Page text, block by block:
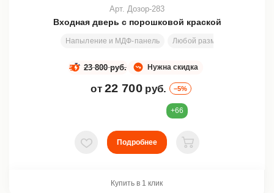
Входная дверь с порошковой краской
Напыление и МДФ-панель Любой размер
Арт. Дозор-283
Нужна скидка
23 800 руб.
от 22 700 руб. –5%
+66
В избранное
Подробнее
В корзину
Купить в 1 клик